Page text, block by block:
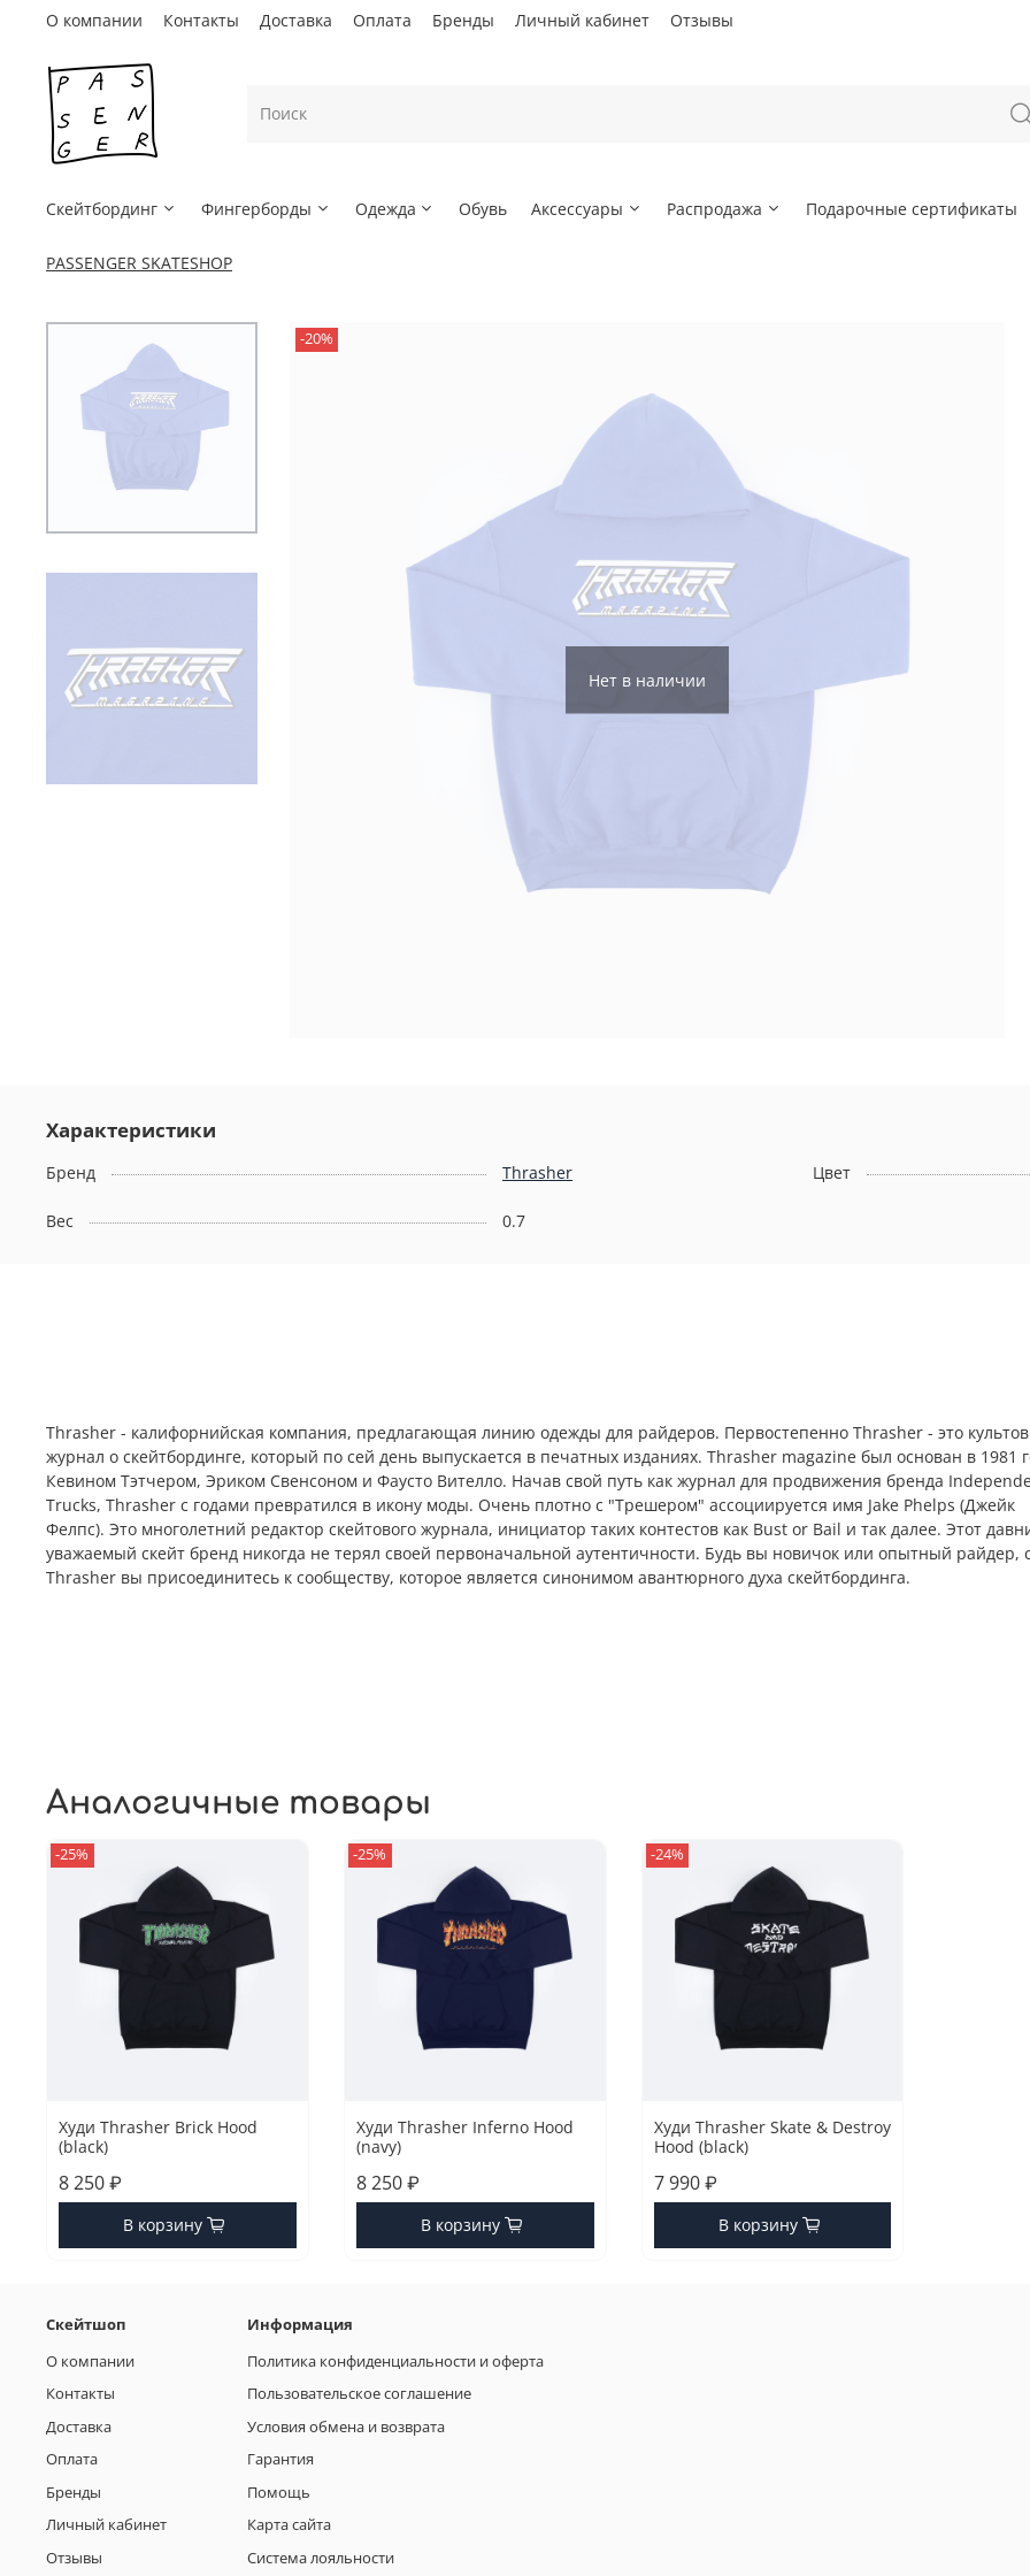
О компании Контакты Доставка Оплата Бренды Личный кабинет Отзывы
Скейтбординг Фингерборды Одежда Обувь Аксессуары Распродажа Подарочные сертификаты
PASSENGER SKATESHOP
Нет в наличии
-20%
Характеристики
Бренд Thrasher Цвет
Вес 0.7
Thrasher - калифорнийская компания, предлагающая линию одежды для райдеров. Первостепенно Thrasher - это
журнал о скейтбординге, который по сей день выпускается в печатных изданиях. Thrasher magazine был основан в 1981
Кевином Тэтчером, Эриком Свенсоном и Фаусто Вителло. Начав свой путь как журнал для продвижения бренда
Trucks, Thrasher с годами превратился в икону моды. Очень плотно с "Трешером" ассоциируется имя Jake Phelps (Джейк
Фелпс). Это многолетний редактор скейтового журнала, инициатор таких контестов как Bust or Bail и так далее. Этот
уважаемый скейт бренд никогда не терял своей первоначальной аутентичности. Будь вы новичок или опытный райдер,
Thrasher вы присоединитесь к сообществу, которое является синонимом авантюрного духа скейтбординга.
Аналогичные товары
-25%
Худи Thrasher Brick Hood
(black)
8 250 ₽
В корзину
-25%
Худи Thrasher Inferno Hood
(navy)
8 250 ₽
В корзину
-24%
Худи Thrasher Skate & Destroy
Hood (black)
7 990 ₽
В корзину
Скейтшоп
О компании
Контакты
Доставка
Оплата
Бренды
Личный кабинет
Отзывы
Информация
Политика конфиденциальности и оферта
Пользовательское соглашение
Условия обмена и возврата
Гарантия
Помощь
Карта сайта
Система лояльности